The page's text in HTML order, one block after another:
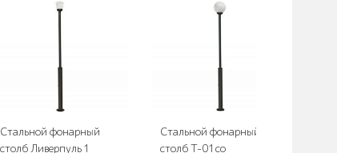
Стальной фонарный
столб Ливерпуль 1
Стальной фонарный
столб Т-01 со